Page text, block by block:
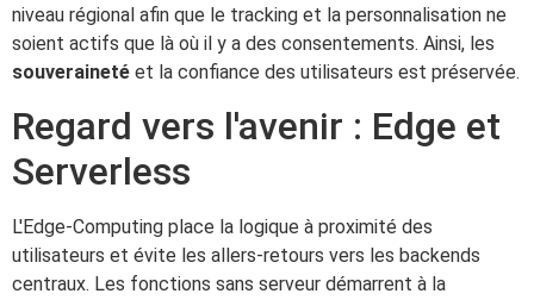
niveau régional afin que le tracking et la personnalisation ne
soient actifs que là où il y a des consentements. Ainsi, les
souveraineté et la confiance des utilisateurs est préservée.
Regard vers l'avenir : Edge et
Serverless
L'Edge-Computing place la logique à proximité des
utilisateurs et évite les allers-retours vers les backends
centraux. Les fonctions sans serveur démarrent à la